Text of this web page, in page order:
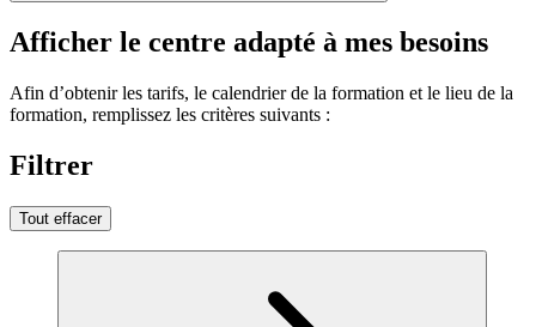
Afficher le centre adapté à mes besoins
Afin d’obtenir les tarifs, le calendrier de la formation et le lieu de la
formation, remplissez les critères suivants :
Filtrer
Tout effacer